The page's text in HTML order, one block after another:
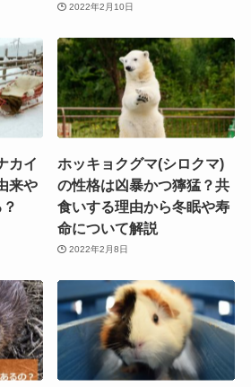
2022年2月10日
カイ
来や
ホッキョクグマ(シロクマ)
の性格は凶暴かつ獰猛？共
食いする理由から冬眠や寿
命について解説
2022年2月8日